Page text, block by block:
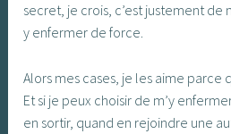
secret, je crois, c’est justement de
y enfermer de force.
Alors mes cases, je les aime parce
Et si je peux choisir de m’y
en sortir, quand en rejoindre une